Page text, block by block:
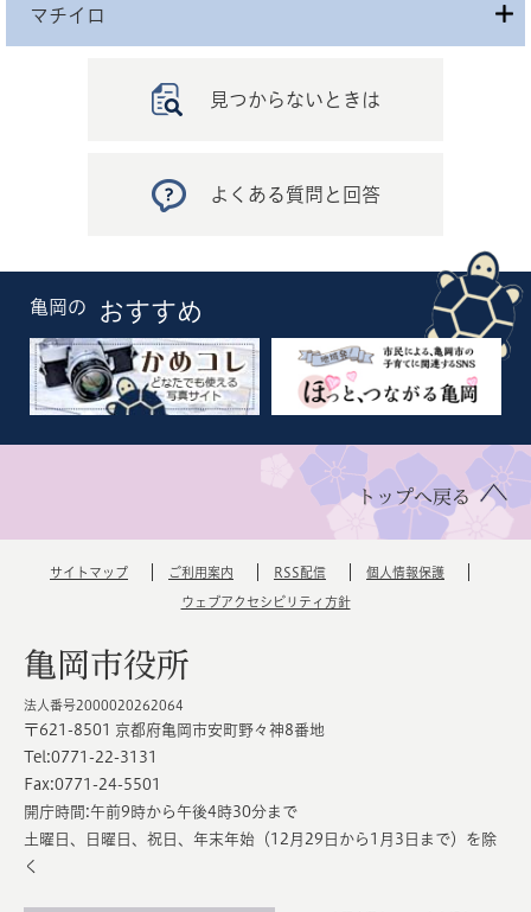
マチイロ
見つからないときは
よくある質問と回答
亀岡の おすすめ
トップへ戻る
サイトマップ ご利用案内 RSS配信 個人情報保護
ウェブアクセシビリティ方針
亀岡市役所
法人番号2000020262064
〒621-8501 京都府亀岡市安町野々神8番地
Tel:0771-22-3131
Fax:0771-24-5501
開庁時間:午前9時から午後4時30分まで
土曜日、日曜日、祝日、年末年始（12月29日から1月3日まで）を除
く